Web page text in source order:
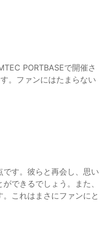
PORTBASEで開催さ
。ファンにはたまらない
す。彼らと再会し、思い
できるでしょう。また、
これはまさにファンにと